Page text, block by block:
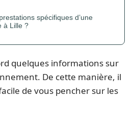
spécifiques d’une
à Lille ?
quelques informations sur
De cette manière, il
de vous pencher sur les